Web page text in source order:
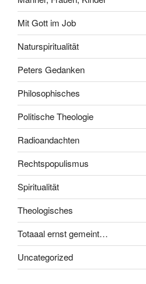
Mit Gott im Job
Naturspiritualität
Peters Gedanken
Philosophisches
Politische Theologie
Radioandachten
Rechtspopulismus
Spiritualität
Theologisches
Totaaal ernst gemeint…
Uncategorized